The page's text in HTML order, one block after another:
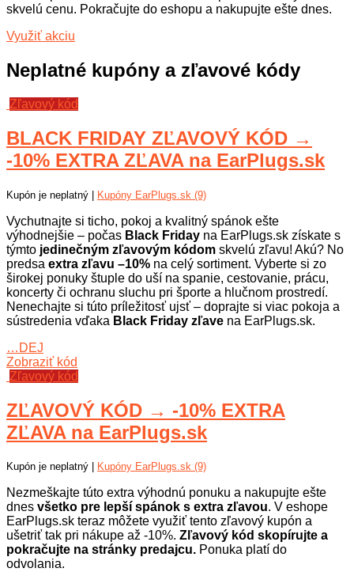
skvelú cenu. Pokračujte do eshopu a nakupujte ešte dnes.
Využiť akciu
Neplatné kupóny a zľavové kódy
Zľavový kód
BLACK FRIDAY ZĽAVOVÝ KÓD →
-10% EXTRA ZĽAVA na EarPlugs.sk
Kupón je neplatný | Kupóny EarPlugs.sk (9)
Vychutnajte si ticho, pokoj a kvalitný spánok ešte
výhodnejšie – počas Black Friday na EarPlugs.sk získate s
týmto jedinečným zľavovým kódom skvelú zľavu! Akú? No
predsa extra zľavu –10% na celý sortiment. Vyberte si zo
širokej ponuky štuple do uší na spanie, cestovanie, prácu,
koncerty či ochranu sluchu pri športe a hlučnom prostredí.
Nenechajte si túto príležitosť ujsť – doprajte si viac pokoja a
sústredenia vďaka Black Friday zľave na EarPlugs.sk.
…DEJ
Zobraziť kód
Zľavový kód
ZĽAVOVÝ KÓD → -10% EXTRA
ZĽAVA na EarPlugs.sk
Kupón je neplatný | Kupóny EarPlugs.sk (9)
Nezmeškajte túto extra výhodnú ponuku a nakupujte ešte
dnes všetko pre lepší spánok s extra zľavou. V eshope
EarPlugs.sk teraz môžete využiť tento zľavový kupón a
ušetriť tak pri nákupe až -10%. Zľavový kód skopírujte a
pokračujte na stránky predajcu. Ponuka platí do
odvolania.